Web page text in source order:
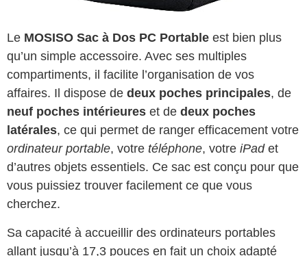
Le MOSISO Sac à Dos PC Portable est bien plus
qu’un simple accessoire. Avec ses multiples
compartiments, il facilite l’organisation de vos
affaires. Il dispose de deux poches principales, de
neuf poches intérieures et de deux poches
latérales, ce qui permet de ranger efficacement votre
ordinateur portable, votre téléphone, votre iPadet
d’autres objets essentiels. Ce sac est conçu pour que
vous puissiez trouver facilement ce que vous
cherchez.
Sa capacité à accueillir des ordinateurs portables
allant jusqu’à 17,3 pouces en fait un choix adapté